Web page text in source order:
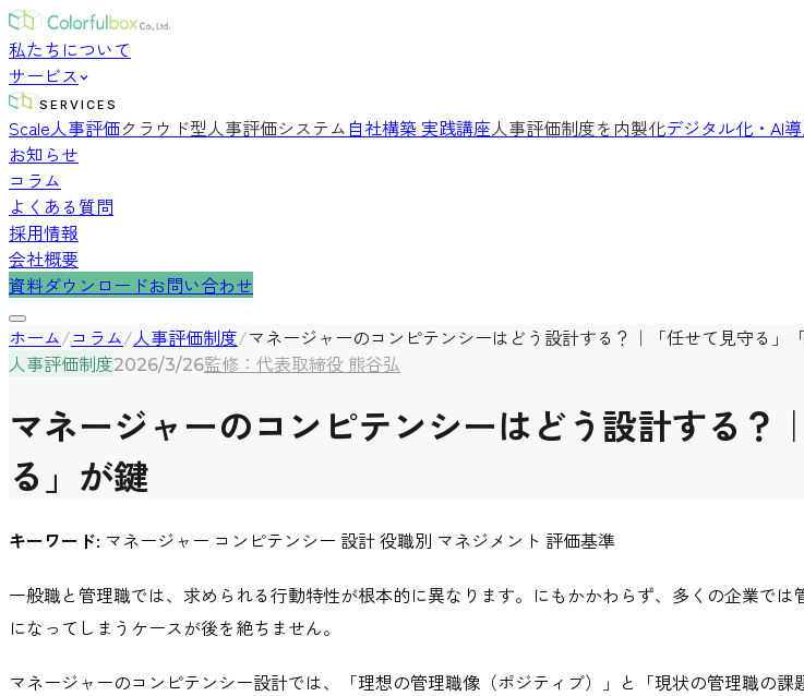
私たちについて
サービス
SERVICES
Scale人事評価クラウド型人事評価システム 自社構築 実践講座人事評価制度を内製化デジタル化・AI
お知らせ
コラム
よくある質問
採用情報
会社概要
資料ダウンロードお問い合わせ
ホーム/コラム/人事評価制度/マネージャーのコンピテンシーはどう設計する？｜「任せて見守る」
人事評価制度2026/3/26監修：代表取締役 熊谷弘
マネージャーのコンピテンシーはどう設計する？
る」が鍵
キーワード: マネージャー コンピテンシー 設計 役職別 マネジメント 評価基準
一般職と管理職では、求められる行動特性が根本的に異なります。にもかかわらず、多くの企業で
になってしまうケースが後を絶ちません。
マネージャーのコンピテンシー設計では、「理想の管理職像（ポジティブ）」と「現状の管理職の